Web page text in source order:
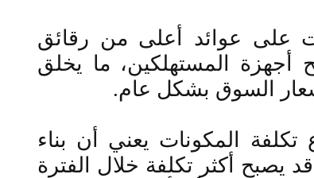
على عوائد أعلى من رقائق
أجهزة المستهلكين، ما يخلق
السوق بشكل عام.
تكلفة المكونات يعني أن بناء
يصبح أكثر تكلفة خلال الفترة